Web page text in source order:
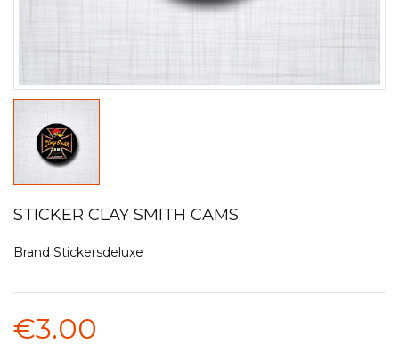
STICKER CLAY SMITH CAMS
Brand Stickersdeluxe
€3.00